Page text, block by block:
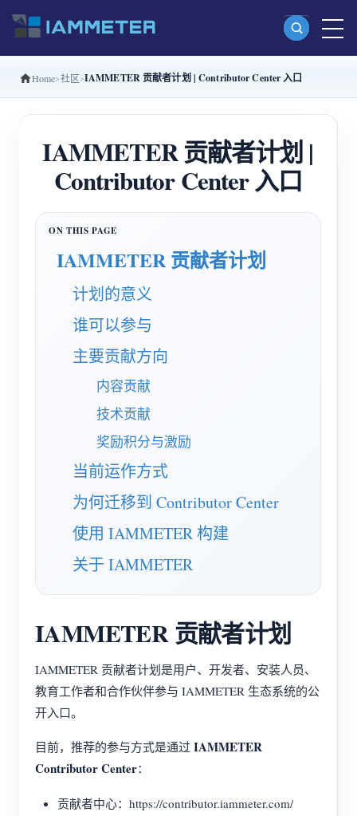
产品
分相 Wi-Fi 电能表 (WEM2067)
三相 Wi-Fi 电能表 (WEM3080T)
三相 Wi-Fi 电能表 (WEM3046T)
WiFi 功率控制器
IAMMETER Cloud Pro
私有化部署服务
电动汽车充电桩
IAMMETER 模拟器
虚拟电表
工厂能源监控
商店
资源
教程视频
常见问题
博客
社区
贡献者计划
IAMMETER 活动
应用商店
站点探索
光伏排名
解决方案
关于我们
Home 社区 IAMMETER 贡献者计划 | Contributor Center 入口
IAMMETER 贡献者计划 |
Contributor Center 入口
IAMMETER 贡献者计划
计划的意义
谁可以参与
主要贡献方向
内容贡献
技术贡献
奖励积分与激励
当前运作方式
为何迁移到 Contributor Center
使用 IAMMETER 构建
关于 IAMMETER
IAMMETER 贡献者计划
IAMMETER 贡献者计划是用户、开发者、安装人员、
教育工作者和合作伙伴参与 IAMMETER 生态系统的公
开入口。
目前，推荐的参与方式是通过 IAMMETER
Contributor Center：
贡献者中心：https://contributor.iammeter.com/